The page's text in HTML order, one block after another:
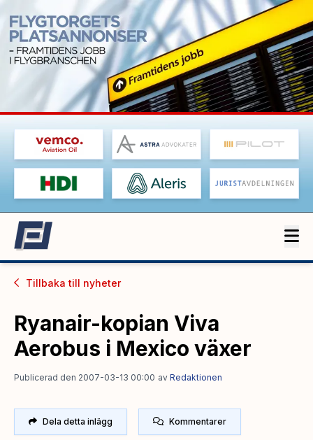
Tillbaka till nyheter
Ryanair-kopian Viva
Aerobus i Mexico växer
Publicerad den 2007-03-13 00:00 av Redaktionen
Dela detta inlägg Kommentarer